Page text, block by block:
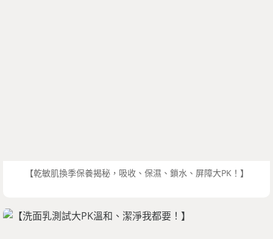
【乾敏肌換季保養揭秘，吸收、保濕、鎖水、屏障大PK！】